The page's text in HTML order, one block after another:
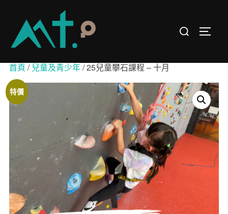
首頁 / 兒童及青少年/ 25兒童攀石課程 – 十月
特價